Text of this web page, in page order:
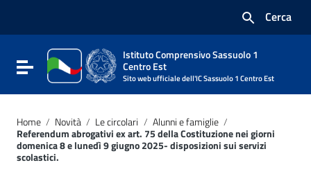
Vai al footer
Cerca
Attiva / disattiva la navigazione
Istituto Comprensivo Sassuolo 1
Centro Est
Sito web ufficiale dell'IC Sassuolo 1 Centro Est
Home / Novità / Le circolari / Alunni e famiglie /
Referendum abrogativi ex art. 75 della Costituzione nei giorni
domenica 8 e lunedì 9 giugno 2025- disposizioni sui servizi
scolastici.